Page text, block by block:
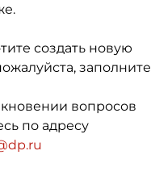
создать новую
заполните
вопросов
по адресу